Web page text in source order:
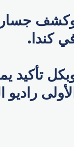
جسار
كندا.
تأكيد
الأولى راديو